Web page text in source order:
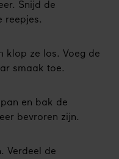
Snijd de
reepjes.
klop ze los. Voeg de
smaak toe.
en bak de
bevroren zijn.
Verdeel de